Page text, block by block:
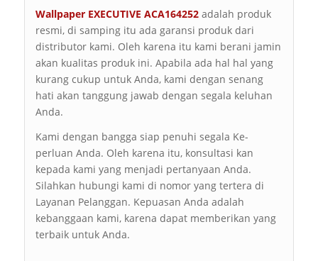
Wallpaper EXECUTIVE ACA164252 adalah produk
resmi, di samping itu ada garansi produk dari
distributor kami. Oleh karena itu kami berani jamin
akan kualitas produk ini. Apabila ada hal hal yang
kurang cukup untuk Anda, kami dengan senang
hati akan tanggung jawab dengan segala keluhan
Anda.
Kami dengan bangga siap penuhi segala Ke-
perluan Anda. Oleh karena itu, konsultasi kan
kepada kami yang menjadi pertanyaan Anda.
Silahkan hubungi kami di nomor yang tertera di
Layanan Pelanggan. Kepuasan Anda adalah
kebanggaan kami, karena dapat memberikan yang
terbaik untuk Anda.